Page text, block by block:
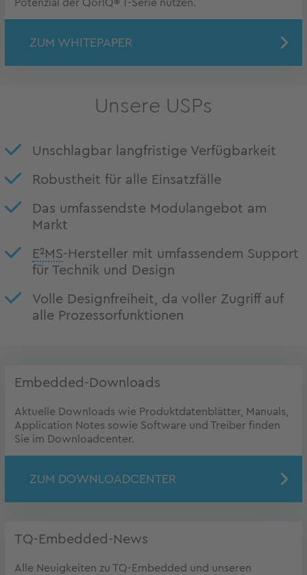
Potenzial der QorlQ® T-Serie nutzen.
ZUM WHITEPAPER
Unsere USPs
Unschlagbar langfristige Verfügbarkeit
Robustheit für alle Einsatzfälle
Das umfassendste Modulangebot am
Markt
E²MS-Hersteller mit umfassendem Support
für Technik und Design
Volle Designfreiheit, da voller Zugriff auf
alle Prozessorfunktionen
Embedded-Downloads
Aktuelle Downloads wie Produktdatenblätter, Manuals,
Application Notes sowie Software und Treiber finden
Sie im Downloadcenter.
ZUM DOWNLOADCENTER
TQ-Embedded-News
Alle Neuigkeiten zu TQ-Embedded und unseren